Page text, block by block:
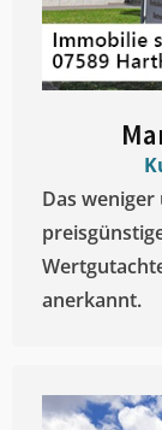
Das
anerkannt.